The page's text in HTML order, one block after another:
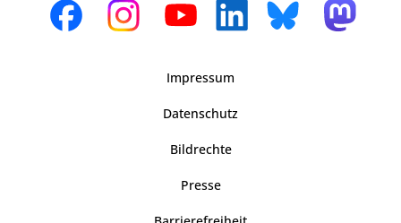
Impressum
Datenschutz
Bildrechte
Presse